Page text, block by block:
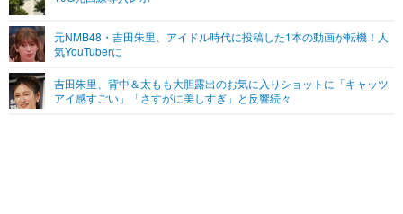
グラビア
ショッピング その他
その他
プッシュ通知の停止方法
元NMB48・吉田朱里、アイドル時代に投稿した1本の動画が転機！人
気YouTuberに
吉田朱里、背中＆太もも大胆露出のお気に入りショットに「キャッツ
アイ感すごい」「さすがに美しすぎ」と反響続々